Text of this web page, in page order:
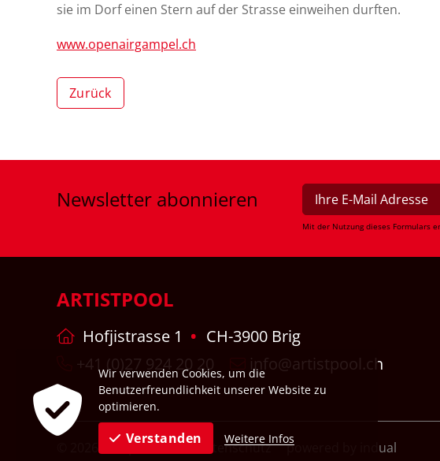
sie im Dorf einen Stern auf der Strasse einweihen durften.
www.openairgampel.ch
Zurück
Newsletter abonnieren
Mit der Nutzung dieses Formulars
ARTISTPOOL
Hofjistrasse 1
CH-3900 Brig
+41 (0)27 924 20 20
info@artistpool.ch
Impressum Datenschutz powered by indual
Wir verwenden Cookies, um die
Benutzerfreundlichkeit unserer Website zu
optimieren.
Verstanden Weitere Infos